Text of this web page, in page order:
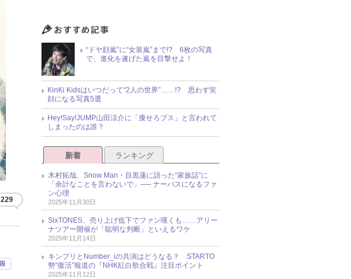
229
“ドヤ顔嵐”に“女装嵐”まで!? 6枚の写真
で、進化を遂げた嵐を目撃せよ！
KinKi Kidsはいつだって“2人の世界”……!? 思わず笑
顔になる写真5選
Hey!Say!JUMP山田涼介に「痩せろブス」と言われて
しまったのは誰？
新着 ランキング
木村拓哉、Snow Man・目黒蓮に語った“家族話”に
「余計なことを言わないで」── ナーバスになるファ
ン心理
2025年11月30日
SixTONES、売り上げ低下でファン嘆くも……アリー
ナツアー開催が「聡明な判断」といえるワケ
2025年11月14日
キンプリとNumber_iの共演はどうなる？ STARTO
勢“復活”報道の『NHK紅白歌合戦』注目ポイント
2025年11月12日